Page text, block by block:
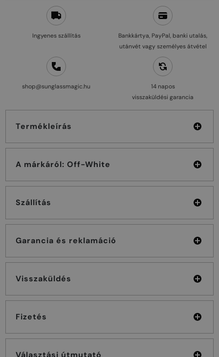
Ingyenes szállítás
Bankkártya, PayPal, banki utalás,
utánvét vagy személyes átvétel
shop@sunglassmagic.hu
14 napos
visszaküldési garancia
Termékleírás
A márkáról: Off-White
Szállítás
Garancia és reklamáció
Visszaküldés
Fizetés
Választási útmutató